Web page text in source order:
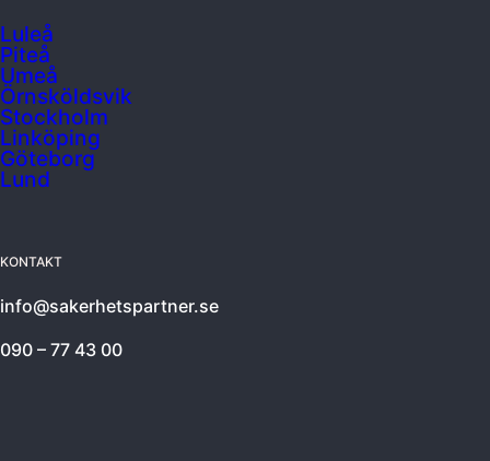
Luleå
Piteå
Umeå
Örnsköldsvik
Stockholm
Linköping
Göteborg
Lund
KONTAKT
info@sakerhetspartner.se
090 – 77 43 00